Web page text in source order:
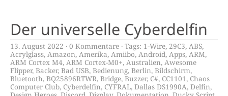
Der universelle Cyberdelfin
13. August 2022 0 Kommentare Tags: 1-Wire, 29C3, ABS,
Acrylglass, Amazon, Amerika, Amiibo, Android, Apps, ARM,
ARM Cortex M4, ARM Cortex-M0+, Australien, Awesome
Flipper, Backer, Bad USB, Bedienung, Berlin, Bildschirm,
Bluetooth, BQ25896RTWR, Bridge, Buzzer, C#, CC1101 , Chaos
Computer Club, Cyberdelfin, CYFRAL, Dallas DS1990A, Delfin,